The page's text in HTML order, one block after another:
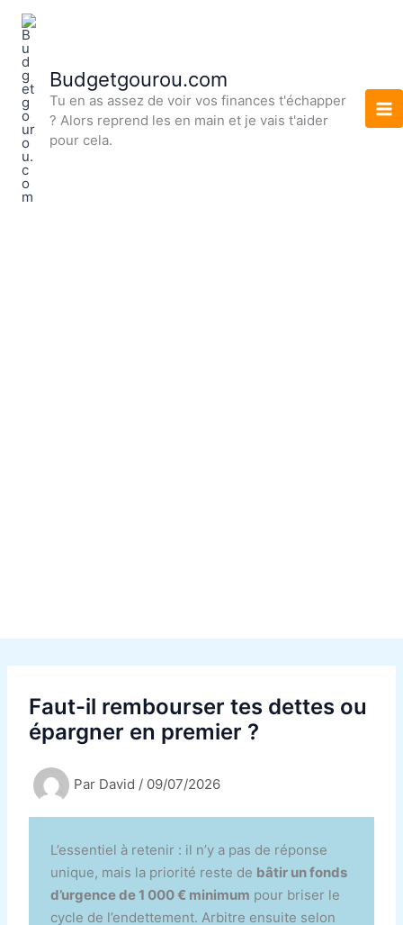
Aller
contenu
Budgetgourou.com
Tu en as assez de voir vos finances t'échapper
? Alors reprend les en main et je vais t'aider
pour cela.
Faut-il rembourser tes dettes ou
épargner en premier ?
Par David / 09/07/2026
L’essentiel à retenir : il n’y a pas de réponse
unique, mais la priorité reste de bâtir un fonds
d’urgence de 1 000 € minimum pour briser le
cycle de l’endettement. Arbitre ensuite selon